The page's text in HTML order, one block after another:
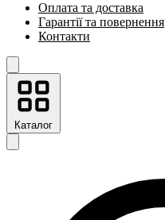
Оплата та доставка
Гарантії та повернення
Контакти
Каталог